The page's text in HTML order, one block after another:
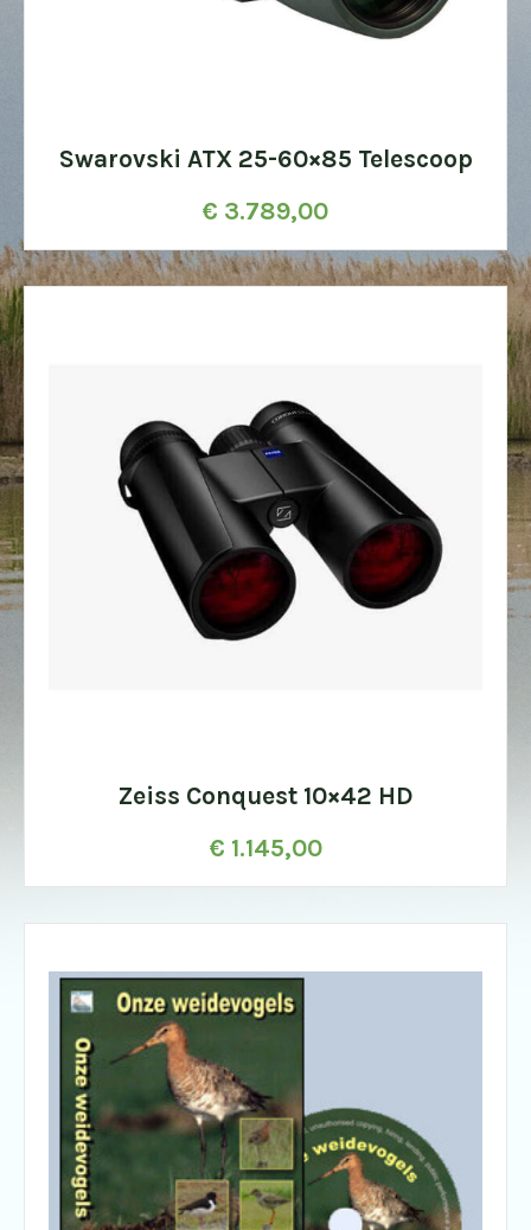
Swarovski ATX 25-60×85 Telescoop
€ 3.789,00
Zeiss Conquest 10×42 HD
€ 1.145,00